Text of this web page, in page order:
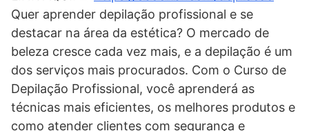
Quer aprender depilação profissional e se
destacar na área da estética? O mercado de
beleza cresce cada vez mais, e a depilação é um
dos serviços mais procurados. Com o Curso de
Depilação Profissional, você aprenderá as
técnicas mais eficientes, os melhores produtos e
como atender clientes com segurança e